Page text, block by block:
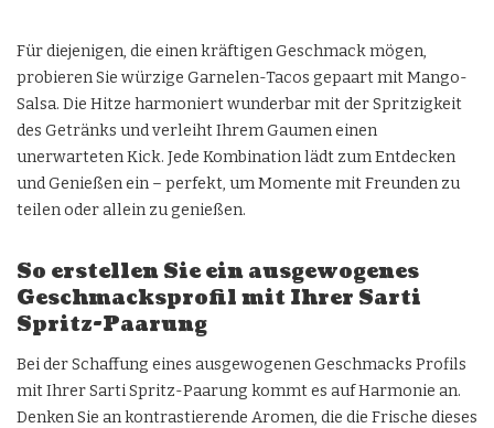
Für diejenigen, die einen kräftigen Geschmack mögen,
probieren Sie würzige Garnelen-Tacos gepaart mit Mango-
Salsa. Die Hitze harmoniert wunderbar mit der Spritzigkeit
des Getränks und verleiht Ihrem Gaumen einen
unerwarteten Kick. Jede Kombination lädt zum Entdecken
und Genießen ein – perfekt, um Momente mit Freunden zu
teilen oder allein zu genießen.
So erstellen Sie ein ausgewogenes
Geschmacksprofil mit Ihrer Sarti
Spritz-Paarung
Bei der Schaffung eines ausgewogenen Geschmacks Profils
mit Ihrer Sarti Spritz-Paarung kommt es auf Harmonie an.
Denken Sie an kontrastierende Aromen, die die Frische dieses